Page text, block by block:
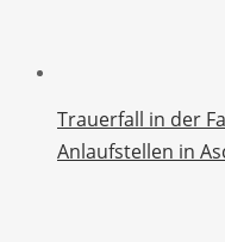
Trauerfall in der
Anlaufstellen in